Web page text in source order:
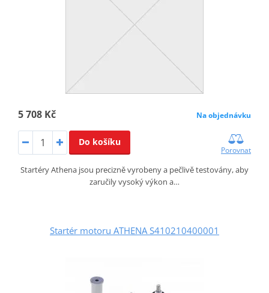
5 708 Kč Na objednávku
Do košíku
Porovnat
Startéry Athena jsou precizně vyrobeny a pečlivě testovány, aby
zaručily vysoký výkon a…
Startér motoru ATHENA S410210400001